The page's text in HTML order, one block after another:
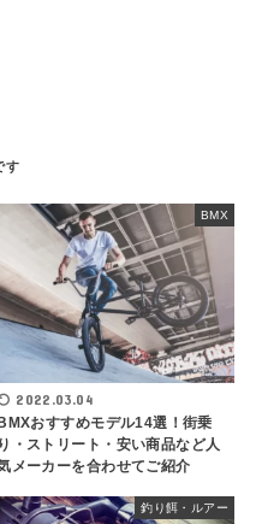
BMX
2022.03.04
おすすめモデル14選！街乗
り・ストリート・安い商品など人
メーカーを合わせてご紹介
釣り餌・ルアー